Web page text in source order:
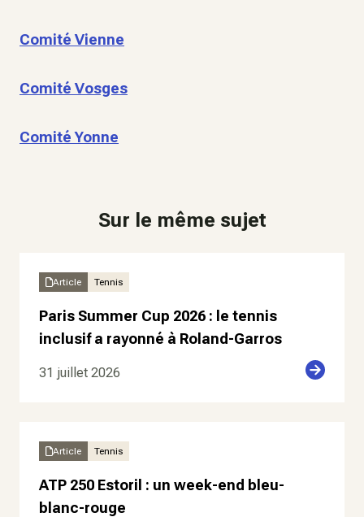
Comité Vienne
Comité Vosges
Comité Yonne
Sur le même sujet
Article Tennis
Paris Summer Cup 2026 : le tennis
inclusif a rayonné à Roland-Garros
31 juillet 2026
Article Tennis
ATP 250 Estoril : un week-end bleu-
blanc-rouge